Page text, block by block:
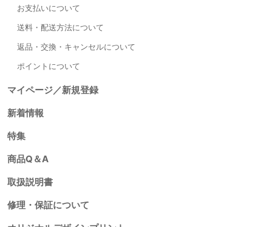
お支払いについて
送料・配送方法について
返品・交換・キャンセルについて
ポイントについて
マイページ／新規登録
新着情報
特集
商品Q＆A
取扱説明書
修理・保証について